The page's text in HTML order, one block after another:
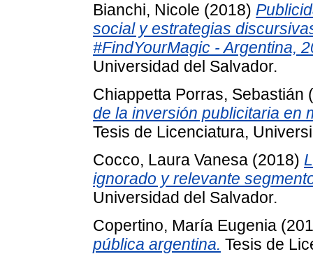
Bianchi, Nicole (2018)
social y estrategias
#FindYourMagic - Argentina,
Universidad del Salvador.
Chiappetta Porras, Sebastián
de la inversión publicitaria en
Tesis de Licenciatura,
Cocco, Laura Vanesa (2018)
ignorado y relevante
Universidad del Salvador.
Copertino, María Eugenia
pública argentina. Tesis de